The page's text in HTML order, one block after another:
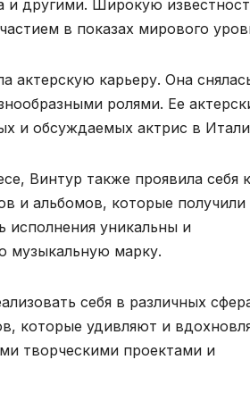
и другими. Широкую
в показах мирового
актерскую карьеру. Она
ролями. Ее
и обсуждаемых актрис в
Винтур также проявила себя
и альбомов, которые получили
исполнения уникальны и
музыкальную марку.
себя в различных
которые удивляют и
творческими проектами и